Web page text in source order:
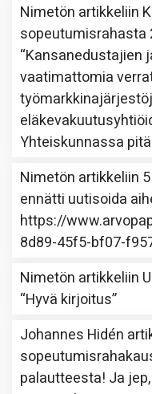
Nimetön artikkeliin
sopeutumisrahasta
“Kansanedustajien
vaatimattomia
Yhteiskunnassa
Nimetön artikkeliin
ennätti uutisoida
https://
8d89-45f5-bf07-
Nimetön artikkeliin
“Hyvä kirjoitus”
Johannes Hidén
palautteesta! Ja